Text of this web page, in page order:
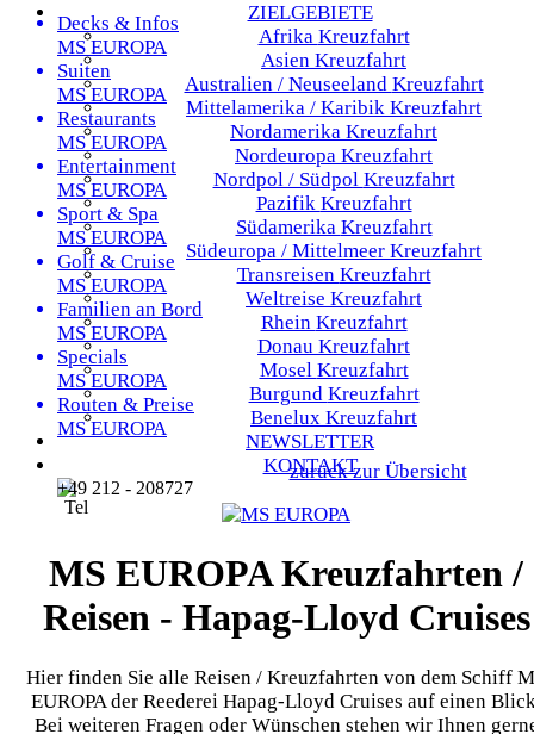
ZIELGEBIETE
Afrika Kreuzfahrt
Asien Kreuzfahrt
Australien / Neuseeland Kreuzfahrt
Mittelamerika / Karibik Kreuzfahrt
Nordamerika Kreuzfahrt
Nordeuropa Kreuzfahrt
Nordpol / Südpol Kreuzfahrt
Pazifik Kreuzfahrt
Südamerika Kreuzfahrt
Südeuropa / Mittelmeer Kreuzfahrt
Transreisen Kreuzfahrt
Weltreise Kreuzfahrt
Rhein Kreuzfahrt
Donau Kreuzfahrt
Mosel Kreuzfahrt
Burgund Kreuzfahrt
Benelux Kreuzfahrt
NEWSLETTER
KONTAKT
+49 212 - 208727
Decks & Infos
MS EUROPA
Suiten
MS EUROPA
Restaurants
MS EUROPA
Entertainment
MS EUROPA
Sport & Spa
MS EUROPA
Golf & Cruise
MS EUROPA
Familien an Bord
MS EUROPA
Specials
MS EUROPA
Routen & Preise
MS EUROPA
zurück zur Übersicht
MS EUROPA Kreuzfahrten /
Reisen - Hapag-Lloyd Cruises
Hier finden Sie alle Reisen / Kreuzfahrten von dem Schiff
EUROPA der Reederei Hapag-Lloyd Cruises auf einen
Bei weiteren Fragen oder Wünschen stehen wir Ihnen